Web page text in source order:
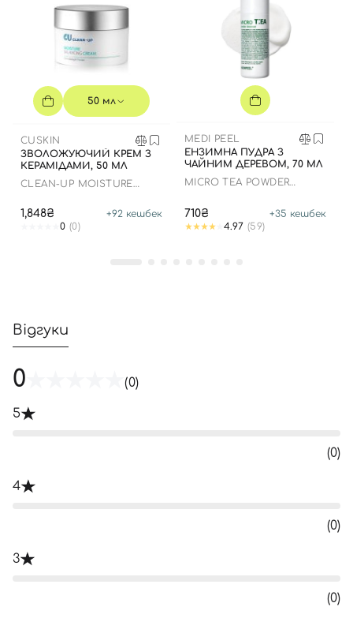
50 мл
CUSKIN
ЗВОЛОЖУЮЧИЙ КРЕМ З
КЕРАМІДАМИ, 50 МЛ
CLEAN-UP MOISTURE
1,848₴ +92 кешбек
0 (0)
MEDI PEEL
ЕНЗИМНА ПУДРА З
ЧАЙНИМ ДЕРЕВОМ, 70 МЛ
MICRO TEA POWDER
710₴ +35 кешбек
4.97 (59)
Відгуки
0 (0)
5
(0)
4
(0)
3
(0)